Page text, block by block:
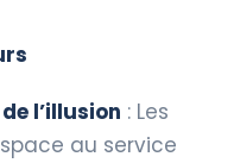
l’illusion : Les
au service